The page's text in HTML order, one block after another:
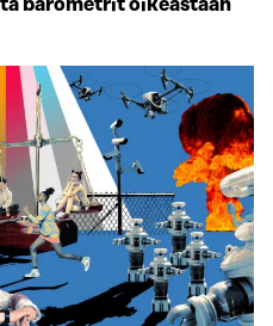
barometrit oikeastaan